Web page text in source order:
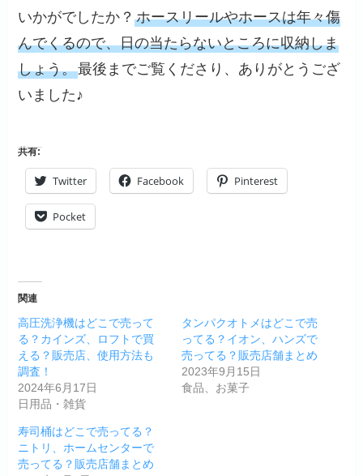
いかがでしたか？ホースリールやホースは年々傷
んでくるので、日の当たらないところに収納しま
しょう。最後までご覧くださり、ありがとうござ
いました♪
共有:
Twitter Facebook Pinterest
Pocket
関連
高圧洗浄機はどこで売って
る？カインズ、ロフトで買
える？販売店、使用方法も
調査！
2024年6月17日
日用品・雑貨
タンパクオトメはどこで売
ってる？イオン、ハンズで
売ってる？販売店舗まとめ
2023年9月15日
食品、お菓子
寿司桶はどこで売ってる？
ニトリ、ホームセンターで
売ってる？販売店舗まとめ